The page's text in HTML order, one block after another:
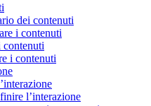
dei contenuti
i contenuti
i contenuti
l’interazione